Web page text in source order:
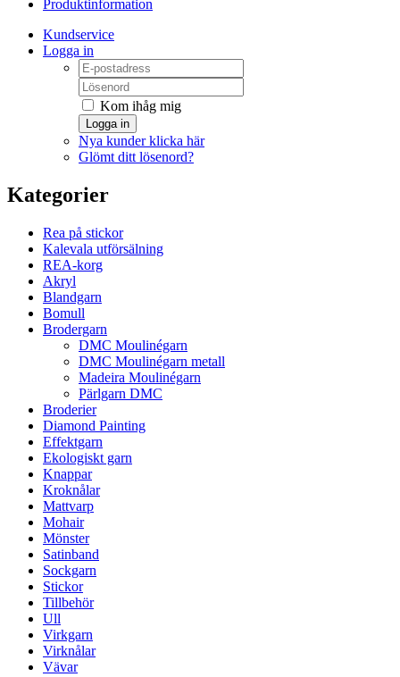
Produktinformation
Kundservice
Logga in
Kom ihåg mig
Logga in
Nya kunder klicka här
Glömt ditt lösenord?
Kategorier
Rea på stickor
Kalevala utförsälning
REA-korg
Akryl
Blandgarn
Bomull
Brodergarn
DMC Moulinégarn
DMC Moulinégarn metall
Madeira Moulinégarn
Pärlgarn DMC
Broderier
Diamond Painting
Effektgarn
Ekologiskt garn
Knappar
Kroknålar
Mattvarp
Mohair
Mönster
Satinband
Sockgarn
Stickor
Tillbehör
Ull
Virkgarn
Virknålar
Vävar